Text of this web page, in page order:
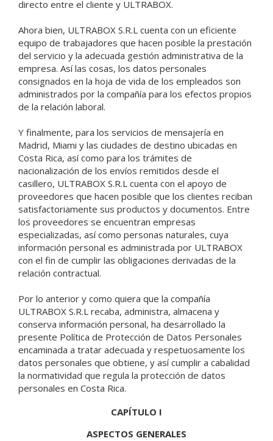
directo entre el cliente y ULTRABOX.
Ahora bien, ULTRABOX S.R.L cuenta con un eficiente
equipo de trabajadores que hacen posible la prestación
del servicio y la adecuada gestión administrativa de la
empresa. Así las cosas, los datos personales
consignados en la hoja de vida de los empleados son
administrados por la compañía para los efectos propios
de la relación laboral.
Y finalmente, para los servicios de mensajería en
Madrid, Miami y las ciudades de destino ubicadas en
Costa Rica, así como para los trámites de
nacionalización de los envíos remitidos desde el
casillero, ULTRABOX S.R.L cuenta con el apoyo de
proveedores que hacen posible que los clientes reciban
satisfactoriamente sus productos y documentos. Entre
los proveedores se encuentran empresas
especializadas, así como personas naturales, cuya
información personal es administrada por ULTRABOX
con el fin de cumplir las obligaciones derivadas de la
relación contractual.
Por lo anterior y como quiera que la compañía
ULTRABOX S.R.L recaba, administra, almacena y
conserva información personal, ha desarrollado la
presente Política de Protección de Datos Personales
encaminada a tratar adecuada y respetuosamente los
datos personales que obtiene, y así cumplir a cabalidad
la normatividad que regula la protección de datos
personales en Costa Rica.
CAPÍTULO I
ASPECTOS GENERALES